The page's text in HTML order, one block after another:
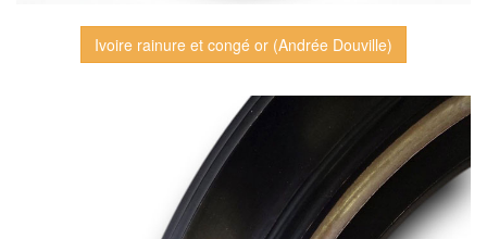
Ivoire rainure et congé or (Andrée Douville)